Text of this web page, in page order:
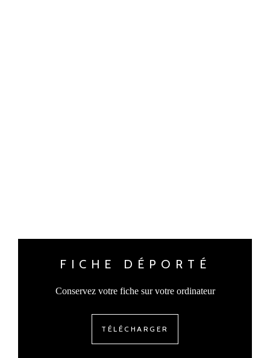
FICHE DÉPORTÉ
Conservez votre fiche sur votre ordinateur
TÉLÉCHARGER